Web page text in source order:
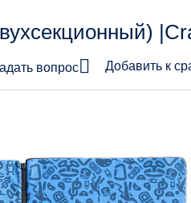
вопрос Добавить к